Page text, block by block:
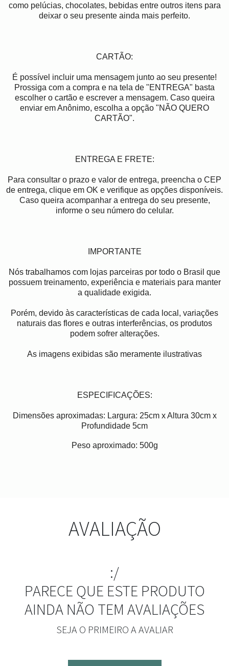
como pelúcias, chocolates, bebidas entre outros itens para
deixar o seu presente ainda mais perfeito.
CARTÃO:
É possível incluir uma mensagem junto ao seu presente!
Prossiga com a compra e na tela de "ENTREGA" basta
escolher o cartão e escrever a mensagem. Caso queira
enviar em Anônimo, escolha a opção "NÃO QUERO
CARTÃO".
ENTREGA E FRETE:
Para consultar o prazo e valor de entrega, preencha o CEP
de entrega, clique em OK e verifique as opções disponíveis.
Caso queira acompanhar a entrega do seu presente,
informe o seu número do celular.
IMPORTANTE
Nós trabalhamos com lojas parceiras por todo o Brasil que
possuem treinamento, experiência e materiais para manter
a qualidade exigida.
Porém, devido às características de cada local, variações
naturais das flores e outras interferências, os produtos
podem sofrer alterações.
As imagens exibidas são meramente ilustrativas
ESPECIFICAÇÕES:
Dimensões aproximadas: Largura: 25cm x Altura 30cm x
Profundidade 5cm
Peso aproximado: 500g
AVALIAÇÃO
:/
PARECE QUE ESTE PRODUTO
AINDA NÃO TEM AVALIAÇÕES
SEJA O PRIMEIRO A AVALIAR